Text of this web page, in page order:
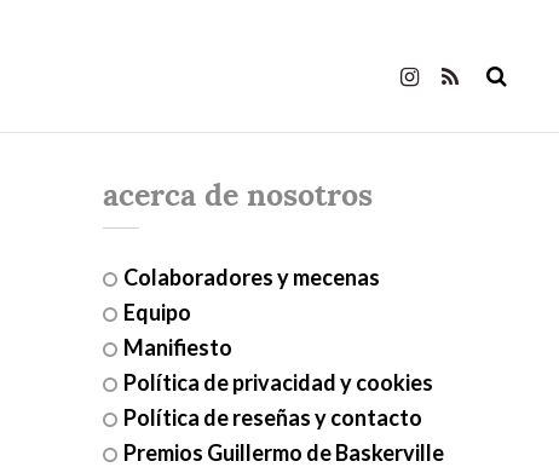
acerca de nosotros
Colaboradores y mecenas
Equipo
Manifiesto
Política de privacidad y cookies
Política de reseñas y contacto
Premios Guillermo de Baskerville